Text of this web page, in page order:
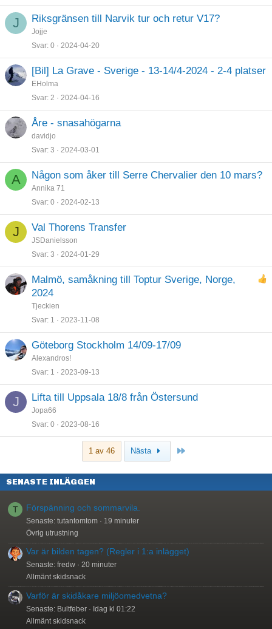
J Riksgränsen till Narvik tur och retur V17?
Jojje
Svar 0 2024-04-20
[Bil] La Grave - Sverige - 13-14/4-2024 - 2-4 platser
EHolma
Svar 2 2024-04-16
Åre - snasahögarna
davidjo
Svar 3 2024-03-01
A Någon som åker till Serre Chervalier den 10 mars?
Annika 71
Svar 0 2024-02-13
J Val Thorens Transfer
JSDanielsson
Svar 3 2024-01-29
Malmö, samåkning till Toptur Sverige, Norge,
2024
Tjeckien
Svar 1 2023-11-08
Göteborg Stockholm 14/09-17/09
Alexandros!
Svar 1 2023-09-13
J Lifta till Uppsala 18/8 från Östersund
Jopa66
Svar 0 2023-08-16
1 av 46 Nästa
SENASTE INLÄGGEN
T Förspänning och sommarvila.
Senaste: tutantomtom
19 minuter
Övrig utrustning
Var är bilden tagen? (Regler i 1:a inlägget)
Senaste: fredw
20 minuter
Allmänt skidsnack
Varför är skidåkare miljöomedvetna?
Senaste: Bultfeber
Idag kl 01:22
Allmänt skidsnack